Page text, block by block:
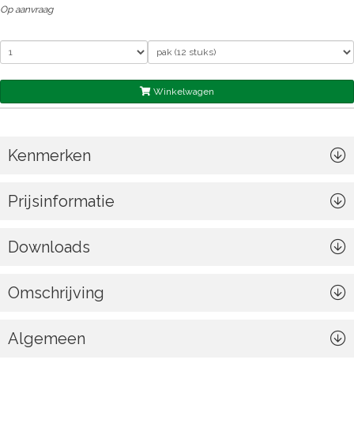
Op aanvraag
Winkelwagen
Kenmerken
Prijsinformatie
Downloads
Omschrijving
Algemeen